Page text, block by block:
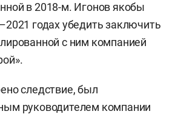
в 2018-м. Игонов якобы
годах убедить заключить
с ним компанией
следствие, был
руководителем компании